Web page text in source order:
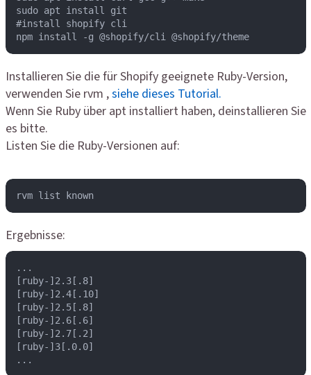
sudo apt install git
#install shopify cli
npm install -g @shopify/cli @shopify/theme
Installieren Sie die für Shopify geeignete Ruby-Version,
verwenden Sie rvm ,siehe dieses Tutorial.
Wenn Sie Ruby über apt installiert haben, deinstallieren Sie
es bitte.
Listen Sie die Ruby-Versionen auf:
rvm list known
Ergebnisse:
...
[ruby-]2.3[.8]
[ruby-]2.4[.10]
[ruby-]2.5[.8]
[ruby-]2.6[.6]
[ruby-]2.7[.2]
[ruby-]3[.0.0]
...